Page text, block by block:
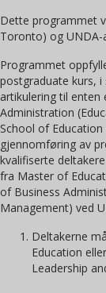
Dette programmet
Toronto) og UNDA-
Programmet
postgraduate kurs, i
artikulering til enten
Administration
School of
gjennomføring av
kvalifiserte
fra Master of
of Business
Management) ved
Deltakerne
Education
Leadership